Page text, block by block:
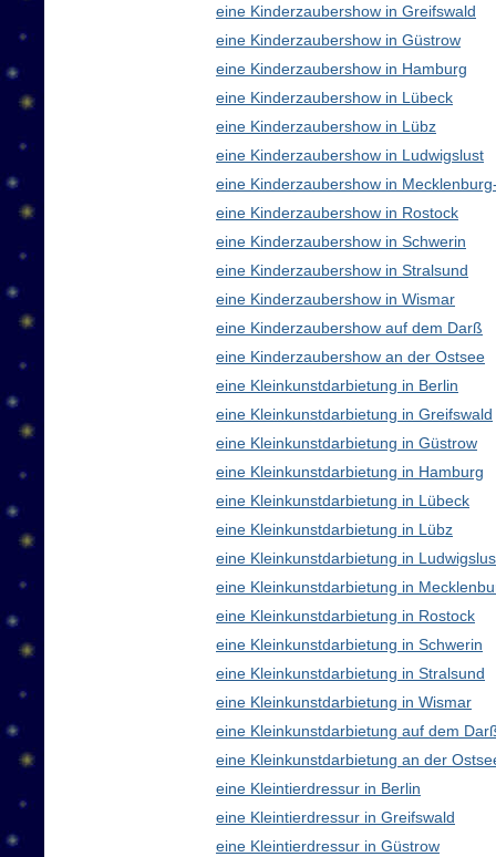
eine Kinderzaubershow in Greifswald
eine Kinderzaubershow in Güstrow
eine Kinderzaubershow in Hamburg
eine Kinderzaubershow in Lübeck
eine Kinderzaubershow in Lübz
eine Kinderzaubershow in Ludwigslust
eine Kinderzaubershow in
eine Kinderzaubershow in Rostock
eine Kinderzaubershow in Schwerin
eine Kinderzaubershow in Stralsund
eine Kinderzaubershow in Wismar
eine Kinderzaubershow auf dem Darß
eine Kinderzaubershow an der Ostsee
eine Kleinkunstdarbietung in Berlin
eine Kleinkunstdarbietung in Greifswald
eine Kleinkunstdarbietung in Güstrow
eine Kleinkunstdarbietung in Hamburg
eine Kleinkunstdarbietung in Lübeck
eine Kleinkunstdarbietung in Lübz
eine Kleinkunstdarbietung in
eine Kleinkunstdarbietung in
eine Kleinkunstdarbietung in Rostock
eine Kleinkunstdarbietung in Schwerin
eine Kleinkunstdarbietung in Stralsund
eine Kleinkunstdarbietung in Wismar
eine Kleinkunstdarbietung auf dem
eine Kleinkunstdarbietung an der
eine Kleintierdressur in Berlin
eine Kleintierdressur in Greifswald
eine Kleintierdressur in Güstrow